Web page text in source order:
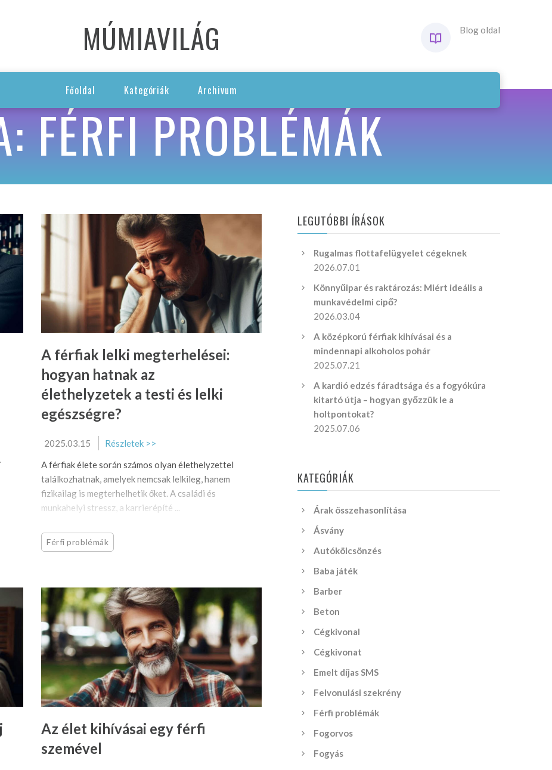
MÚMIAVILÁG Blog oldal
Főoldal Kategóriák Archivum
FÉRFI PROBLÉMÁK
A férfiak lelki megterhelései:
hogyan hatnak az
élethelyzetek a testi és lelki
egészségre?
2025.03.15
Részletek >>
A férfiak élete során számos olyan élethelyzettel
találkozhatnak, amelyek nemcsak lelkileg, hanem
fizikailag is megterhelhetik őket. A családi és
munkahelyi stressz, a karrierépíté ...
Férfi problémák
Az élet kihívásai egy férfi
szemével
LEGUTÓBBI ÍRÁSOK
Rugalmas flottafelügyelet cégeknek
2026.07.01
Könnyűipar és raktározás: Miért ideális a
munkavédelmi cipő?
2026.03.04
A középkorú férfiak kihívásai és a
mindennapi alkoholos pohár
2025.07.21
A kardió edzés fáradtsága és a fogyókúra
kitartó útja – hogyan győzzük le a
holtpontokat?
2025.07.06
KATEGÓRIÁK
Árak összehasonlítása
Ásvány
Autókölcsönzés
Baba játék
Barber
Beton
Cégkivonal
Cégkivonat
Emelt díjas SMS
Felvonulási szekrény
Férfi problémák
Fogorvos
Fogyás